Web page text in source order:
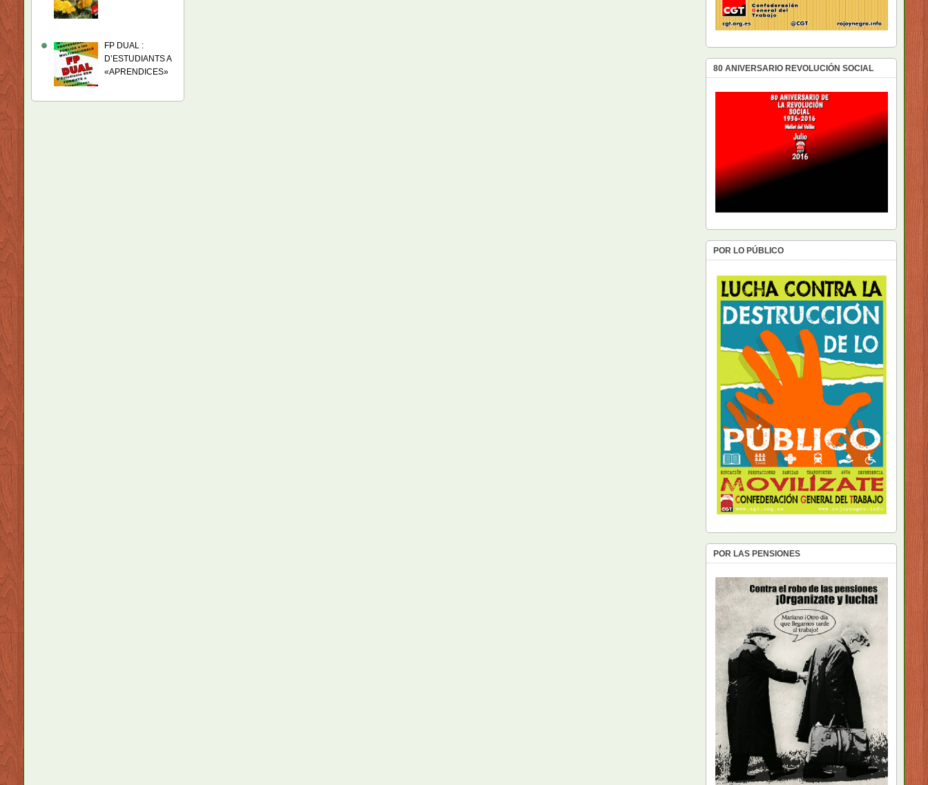
FP DUAL :
D’ESTUDIANTS A
«APRENDICES»
80 ANIVERSARIO REVOLUCIÓN SOCIAL
POR LO PÚBLICO
POR LAS PENSIONES